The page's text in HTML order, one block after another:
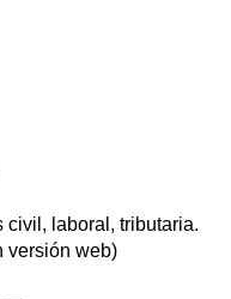
laboral, tributaria.
versión web)